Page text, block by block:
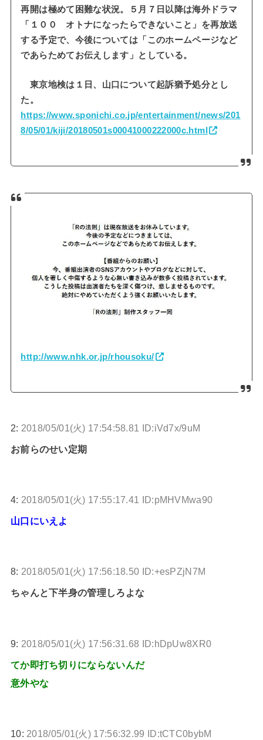
再開は極めて困難な状況。５月７日以降は海外ドラマ
「１００ オトナになったらできないこと」を再放送
する予定で、今後については「このホームページなど
であらためてお伝えします」としている。
東京地検は１日、山口について起訴猶予処分とし
た。
https://www.sponichi.co.jp/entertainment/news/201
8/05/01/kiji/20180501s00041000222000c.html
http://www.nhk.or.jp/rhousoku/
2: 2018/05/01(火) 17:54:58.81 ID:iVd7x/9uM
お前らのせい定期
4: 2018/05/01(火) 17:55:17.41 ID:pMHVMwa90
山口にいえよ
8: 2018/05/01(火) 17:56:18.50 ID:+esPZjN7M
ちゃんと下半身の管理しろよな
9: 2018/05/01(火) 17:56:31.68 ID:hDpUw8XR0
てか即打ち切りにならないんだ
意外やな
10: 2018/05/01(火) 17:56:32.99 ID:tCTC0bybM